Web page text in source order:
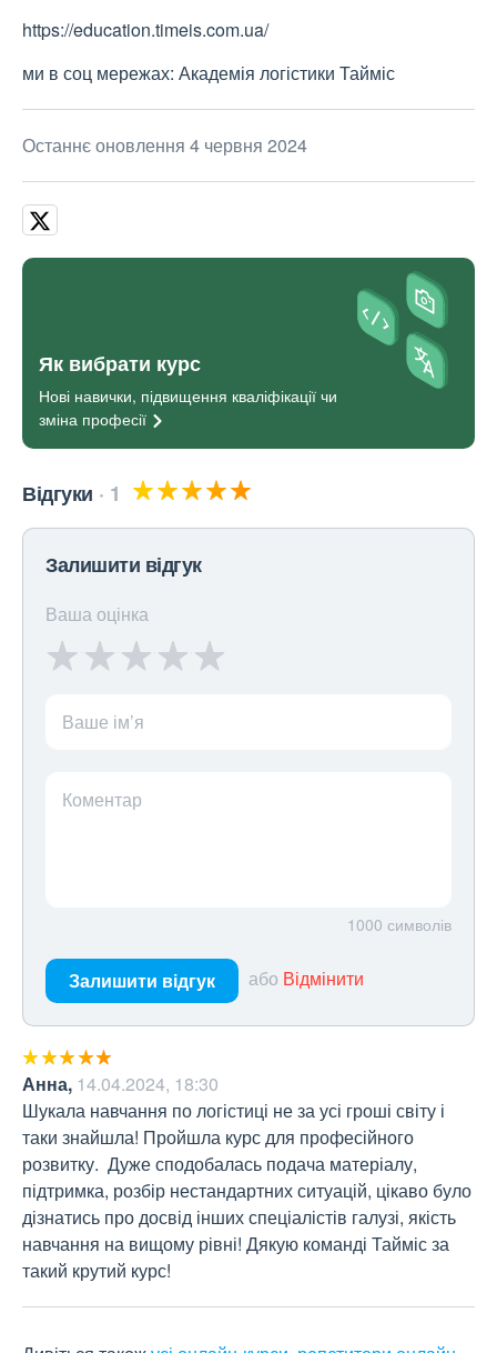
https://education.timeis.com.ua/
ми в соц мережах: Академія логістики Тайміс
Останнє оновлення 4 червня 2024
Як вибрати курс
Нові навички, підвищення кваліфікації чи
зміна професії
Відгуки 1
Залишити відгук
Ваша оцінка
Ваше ім’я
Коментар
1000 символів
Залишити відгук або Відмінити
Анна, 14.04.2024, 18:30
Шукала навчання по логістиці не за усі гроші світу і
таки знайшла! Пройшла курс для професійного
розвитку.  Дуже сподобалась подача матеріалу,
підтримка, розбір нестандартних ситуацій, цікаво було
дізнатись про досвід інших спеціалістів галузі, якість
навчання на вищому рівні! Дякую команді Тайміс за
такий крутий курс!